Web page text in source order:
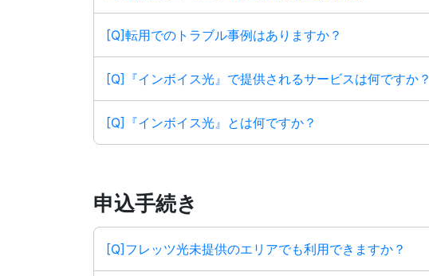
[Q]転用でのトラブル事例はありますか？
[Q]『インボイス光』で提供されるサービスは何ですか？
[Q]『インボイス光』とは何ですか？
申込手続き
[Q]フレッツ光未提供のエリアでも利用できますか？